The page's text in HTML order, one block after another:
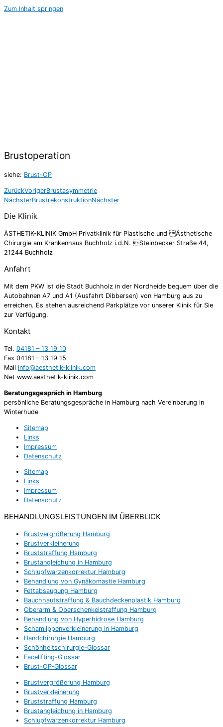
Zum Inhalt springen
Brustoperation
siehe: Brust-OP
ZurückVorigerBrustasymmetrie
NächsterBrustrekonstruktionNächster
Die Klinik
ÄSTHETIK-KLINIK GmbH Privatklinik für Plastische und Ästhetische
Chirurgie am Krankenhaus Buchholz i.d.N. Steinbecker Straße 44,
21244 Buchholz
Anfahrt
Mit dem PKW ist die Stadt Buchholz in der Nordheide bequem über die
Autobahnen A7 und A1 (Ausfahrt Dibbersen) von Hamburg aus zu
erreichen. Es stehen ausreichend Parkplätze vor unserer Klinik für Sie
zur Verfügung.
Kontakt
Tel. 04181 – 13 19 10
Fax 04181 – 13 19 15
Mail info@aesthetik-klinik.com
Net www.aesthetik-klinik.com
Beratungsgespräch in Hamburg
persönliche Beratungsgespräche in Hamburg nach Vereinbarung in
Winterhude
Sitemap
Links
Impressum
Datenschutz
Sitemap
Links
Impressum
Datenschutz
BEHANDLUNGSLEISTUNGEN IM ÜBERBLICK
Brustvergrößerung Hamburg
Brustverkleinerung
Bruststraffung Hamburg
Brustangleichung in Hamburg
Schlupfwarzenkorrektur Hamburg
Behandlung von Gynäkomastie Hamburg
Fettabsaugung Hamburg
Bauchhautstraffung & Bauchdeckenplastik Hamburg
Oberarm & Oberschenkelstraffung Hamburg
Behandlung von Hyperhidrose Hamburg
Schamlippenverkleinerung in Hamburg
Handchirurgie Hamburg
Schönheitschirurgie-Glossar
Facelifting-Glossar
Brust-OP-Glossar
Brustvergrößerung Hamburg
Brustverkleinerung
Bruststraffung Hamburg
Brustangleichung in Hamburg
Schlupfwarzenkorrektur Hamburg